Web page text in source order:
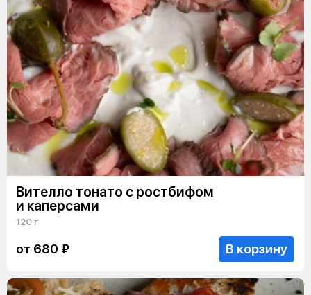
Вителло тонато с ростбифом
и каперсами
120 г
от 680 ₽ В корзину